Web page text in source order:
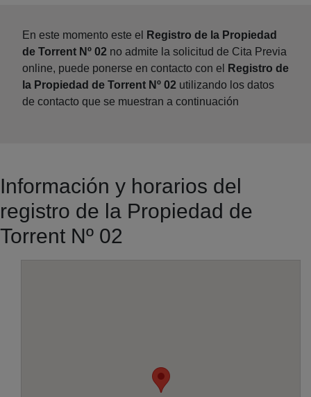
En este momento este el
Registro de la Propiedad
de Torrent Nº 02 no admite la solicitud de Cita Previa
online, puede ponerse en contacto con el
Registro de
la Propiedad de Torrent Nº 02 utilizando los datos
de contacto que se muestran a continuación
Información y horarios del
registro de la Propiedad de
Torrent Nº 02